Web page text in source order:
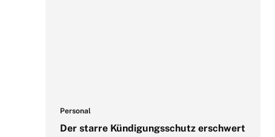
Personal
Der starre Kündigungsschutz erschwert